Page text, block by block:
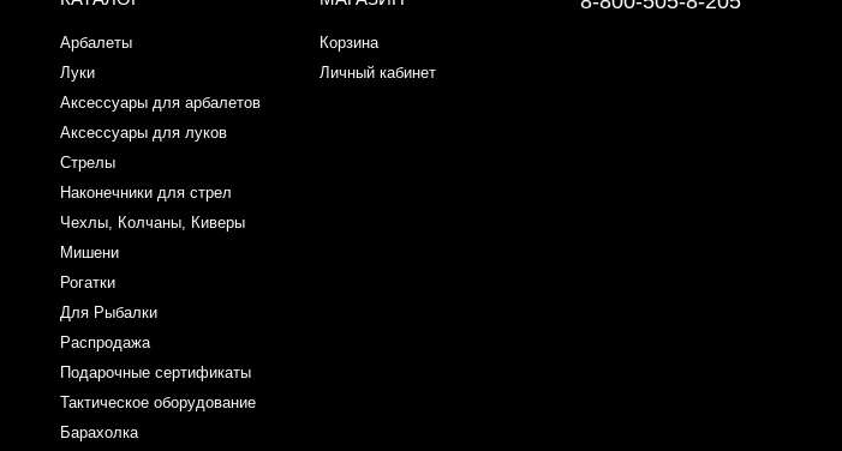
Арбалеты
Луки
Аксессуары для арбалетов
Аксессуары для луков
Стрелы
Наконечники для стрел
Чехлы, Колчаны, Киверы
Мишени
Рогатки
Для Рыбалки
Распродажа
Подарочные сертификаты
Тактическое оборудование
Барахолка
Корзина
Личный кабинет